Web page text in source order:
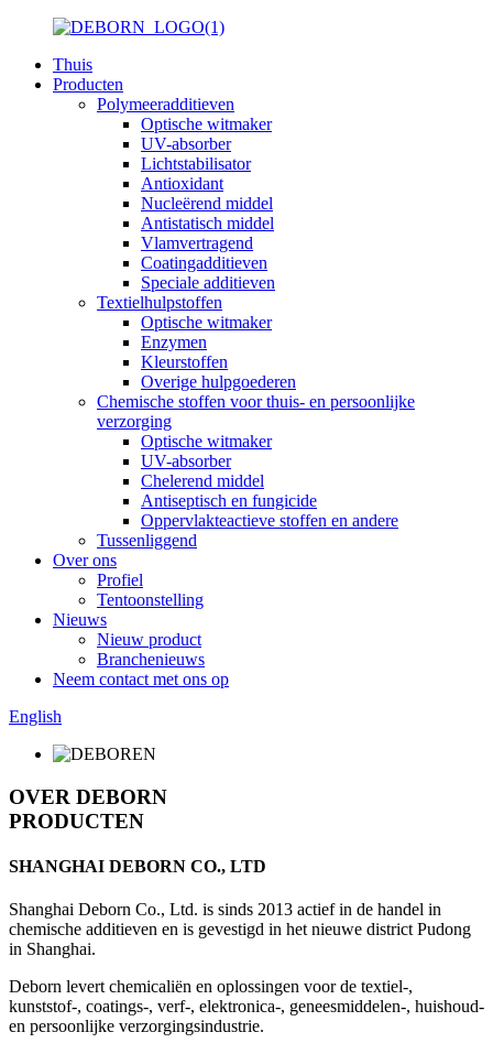
Thuis
Producten
Polymeeradditieven
Optische witmaker
UV-absorber
Lichtstabilisator
Antioxidant
Nucleërend middel
Antistatisch middel
Vlamvertragend
Coatingadditieven
Speciale additieven
Textielhulpstoffen
Optische witmaker
Enzymen
Kleurstoffen
Overige hulpgoederen
Chemische stoffen voor thuis- en persoonlijke
verzorging
Optische witmaker
UV-absorber
Chelerend middel
Antiseptisch en fungicide
Oppervlakteactieve stoffen en andere
Tussenliggend
Over ons
Profiel
Tentoonstelling
Nieuws
Nieuw product
Branchenieuws
Neem contact met ons op
English
OVER DEBORN
PRODUCTEN
SHANGHAI DEBORN CO., LTD
Shanghai Deborn Co., Ltd. is sinds 2013 actief in de handel in
chemische additieven en is gevestigd in het nieuwe district Pudong
in Shanghai.
Deborn levert chemicaliën en oplossingen voor de textiel-,
kunststof-, coatings-, verf-, elektronica-, geneesmiddelen-, huishoud-
en persoonlijke verzorgingsindustrie.